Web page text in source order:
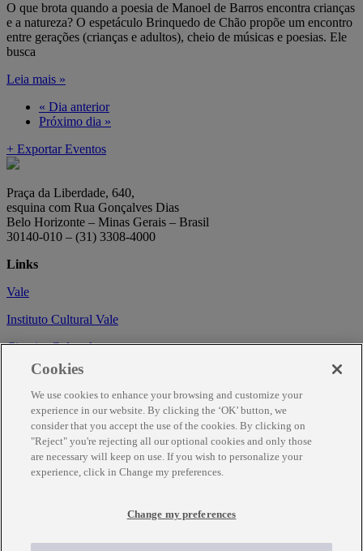
O que brota quando a poesia de Manoel de Barros encontra crianças
e a natureza? O espetáculo Brinquedo de Chão propõe um encontro
entre gerações (crianças e adultos), cheio de músicas e poesias. Ele
busca
Leia mais »
« Dia anterior
Próximo dia »
+ Exportar Eventos
Praça da Liberdade, 640,
esquina com Rua Gonçalves Dias
Belo Horizonte – Minas Gerais – Brasil
30140-010 – (31) 3308-4000
Links
Vale
Instituto Cultural Vale
Circuito Cultural
Trabalhe conosco
Informações
Como chegar
Agendamento
Temporariamente fechado para obras de renovação.
Para mais informações ligue (31) 3343-7317
Cookies
We use cookies to enhance your browsing and customize your
experience in our website. By clicking the ‘OK’ button, we
consider that you accept the use of the cookies. By clicking on
"Reject" you're rejecting all our optional cookies and only those
are necessary will keep on use. If you wish to personalize your
experience, click in Change my preferences.
Change my preferences